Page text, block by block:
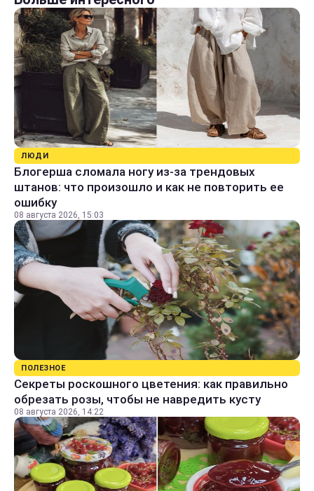
ЛЮДИ
Блогерша сломала ногу из-за трендовых
штанов: что произошло и как не повторить ее
ошибку
08 августа 2026, 15:03
ПОЛЕЗНОЕ
Секреты роскошного цветения: как правильно
обрезать розы, чтобы не навредить кусту
08 августа 2026, 14:22